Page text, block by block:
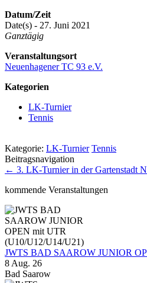
Datum/Zeit
Date(s) - 27. Juni 2021
Ganztägig
Veranstaltungsort
Neuenhagener TC 93 e.V.
Kategorien
LK-Turnier
Tennis
Kategorie: LK-Turnier Tennis
Beitragsnavigation
← 3. LK-Turnier in der Gartenstadt
kommende Veranstaltungen
JWTS BAD SAAROW JUNIOR
8 Aug. 26
Bad Saarow